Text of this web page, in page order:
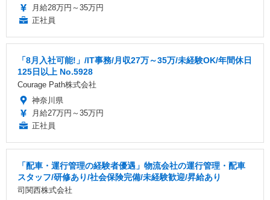
月給28万円～35万円
正社員
「8月入社可能!」/IT事務/月収27万～35万/未経験OK/年間休日
125日以上 No.5928
Courage Path株式会社
神奈川県
月給27万円～35万円
正社員
「配車・運行管理の経験者優遇」物流会社の運行管理・配車
スタッフ/研修あり/社会保険完備/未経験歓迎/昇給あり
司関西株式会社